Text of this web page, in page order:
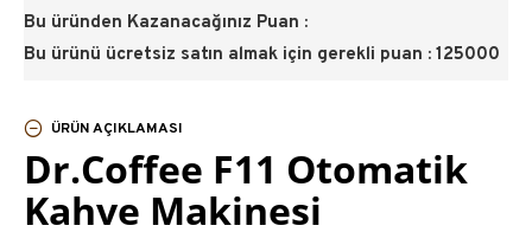
Bu üründen Kazanacağınız Puan :
Bu ürünü ücretsiz satın almak için gerekli puan : 125000
ÜRÜN AÇIKLAMASI
Dr.Coffee F11 Otomatik
Kahve Makinesi